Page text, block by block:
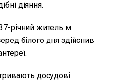
діяння.
річний житель м.
білого дня здійснив
досудові